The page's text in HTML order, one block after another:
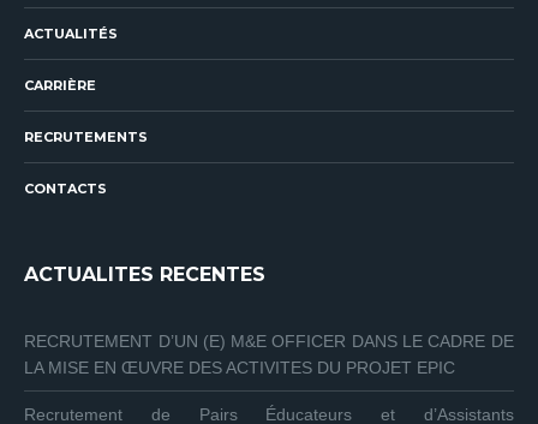
ACTUALITÉS
CARRIÈRE
RECRUTEMENTS
CONTACTS
ACTUALITES RECENTES
RECRUTEMENT D’UN (E) M&E OFFICER DANS LE CADRE DE
LA MISE EN ŒUVRE DES ACTIVITES DU PROJET EPIC
Recrutement de Pairs Éducateurs et d’Assistants